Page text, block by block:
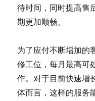
待时间，同时提高售
期更加顺畅。
为了应付不断增加的
修工位，每月最高可
作。对于目前快速增
体而言，这样的服务